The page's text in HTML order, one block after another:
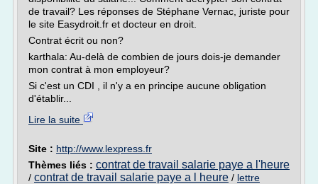
de travail? Les réponses de Stéphane Vernac, juriste pour
le site Easydroit.fr et docteur en droit.
Contrat écrit ou non?
karthala: Au-delà de combien de jours dois-je demander
mon contrat à mon employeur?
Si c'est un CDI , il n'y a en principe aucune obligation
d'établir...
Lire la suite
Site : http://www.lexpress.fr
Thèmes liés : contrat de travail salarie paye a l'heure
/ contrat de travail salarie paye a l heure / lettre